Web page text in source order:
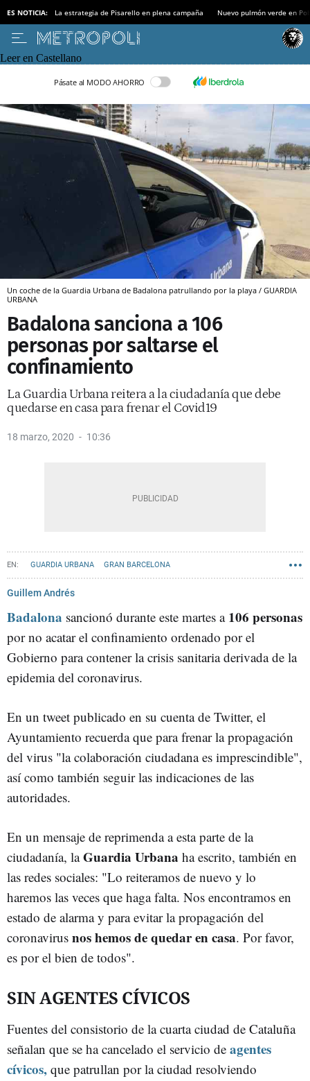
ES NOTICIA: La estrategia de Pisarello en plena campaña Nuevo pulmón verde en
Leer en Castellano
Pásate al MODO AHORRO
Un coche de la Guardia Urbana de Badalona patrullando por la playa / GUARDIA
URBANA
Badalona sanciona a 106
personas por saltarse el
confinamiento
La Guardia Urbana reitera a la ciudadanía que debe
quedarse en casa para frenar el Covid19
18 marzo, 2020 10:36
GUARDIA URBANA GRAN BARCELONA
Guillem Andrés
Badalona sancionó durante este martes a 106 personas
por no acatar el confinamiento ordenado por el
Gobierno para contener la crisis sanitaria derivada de la
epidemia del coronavirus.
En un tweet publicado en su cuenta de Twitter, el
Ayuntamiento recuerda que para frenar la propagación
del virus "la colaboración ciudadana es imprescindible",
así como también seguir las indicaciones de las
autoridades.
En un mensaje de reprimenda a esta parte de la
ciudadanía, laGuardia Urbana ha escrito, también en
las redes sociales: "Lo reiteramos de nuevo y lo
haremos las veces que haga falta. Nos encontramos en
estado de alarma y para evitar la propagación del
coronavirus nos hemos de quedar en casa. Por favor,
es por el bien de todos".
SIN AGENTES CÍVICOS
Fuentes del consistorio de la cuarta ciudad de Cataluña
señalan que se ha cancelado el servicio de agentes
cívicos, que patrullan por la ciudad resolviendo